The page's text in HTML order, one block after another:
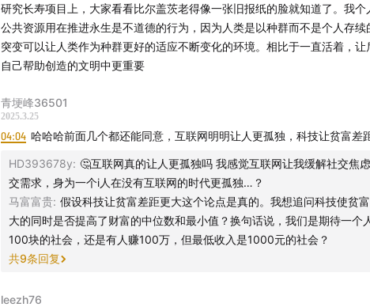
研究长寿项目上，大家看看比尔盖茨老得像一张旧报纸的脸就知道了。我个
公共资源用在推进永生是不道德的行为，因为人类是以种群而不是个人存续
突变可以让人类作为种群更好的适应不断变化的环境。相比于一直活着，让
自己帮助创造的文明中更重要
青埂峰36501
2025.3.25
04:04 哈哈哈前面几个都还能同意，互联网明明让人更孤独，科技让贫富差
HD393678y: 🤔互联网真的让人更孤独吗 我感觉互联网让我缓解社交焦
交需求，身为一个i人在没有互联网的时代更孤独…？
马富富贵: 假设科技让贫富差距更大这个论点是真的。我想追问科技使贫
大的同时是否提高了财富的中位数和最小值？换句话说，我们是期待一个
100块的社会，还是有人赚100万，但最低收入是1000元的社会？
共9条回复
leezh76